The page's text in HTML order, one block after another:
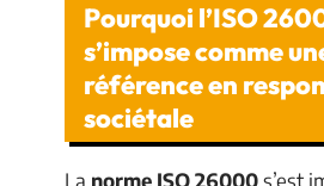
Pourquoi l’ISO
s’impose comme
référence en
sociétale
La norme ISO 26000s’est